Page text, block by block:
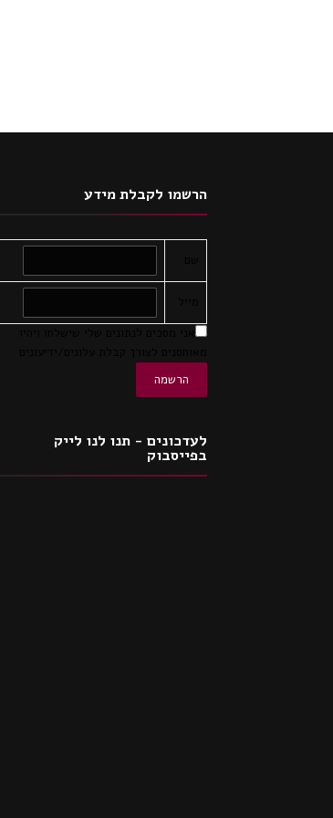
הרשמו לקבלת מידע
לעדכונים - תנו לנו לייק
בפייסבוק